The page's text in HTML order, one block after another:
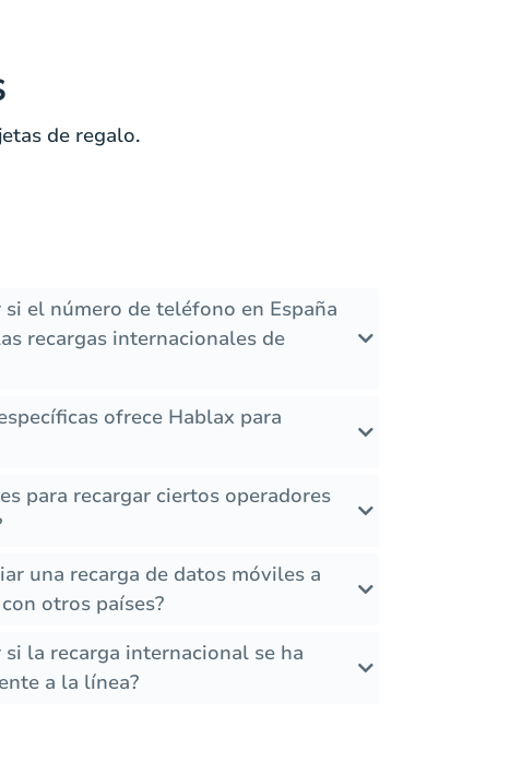
de regalo.
si el número de teléfono en España
recargas internacionales de
ofrece Hablax para
para recargar ciertos operadores
una recarga de datos móviles a
otros países?
si la recarga internacional se ha
a la línea?